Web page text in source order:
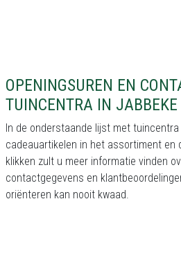
OPENINGSUREN EN
TUINCENTRA IN JABBEKE
In de onderstaande lijst met
cadeauartikelen in het assortiment en
klikken zult u meer informatie vinden
contactgegevens en
oriënteren kan nooit kwaad.